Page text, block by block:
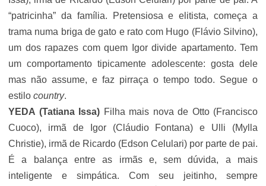
“patricinha” da família. Pretensiosa e elitista, começa a
trama numa briga de gato e rato com Hugo (Flávio Silvino),
um dos rapazes com quem Igor divide apartamento. Tem
um comportamento tipicamente adolescente: gosta dele
mas não assume, e faz pirraça o tempo todo. Segue o
estilo country.
YEDA (Tatiana Issa) Filha mais nova de Otto (Francisco
Cuoco), irmã de Igor (Cláudio Fontana) e Ulli (Mylla
Christie), irmã de Ricardo (Edson Celulari) por parte de pai.
É a balança entre as irmãs e, sem dúvida, a mais
inteligente e simpática. Com seu jeitinho, sempre